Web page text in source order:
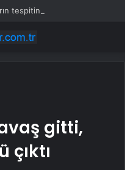
tespitine başlandı
gitti,